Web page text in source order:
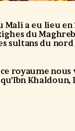
a eu lieu en
du
sultans du
royaume